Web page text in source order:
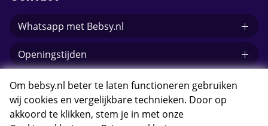
Whatsapp met Bebsy.nl
Openingstijden
E-mail Bebsy.nl
Om bebsy.nl beter te laten functioneren gebruiken
wij cookies en vergelijkbare technieken. Door op
akkoord te klikken, stem je in met onze